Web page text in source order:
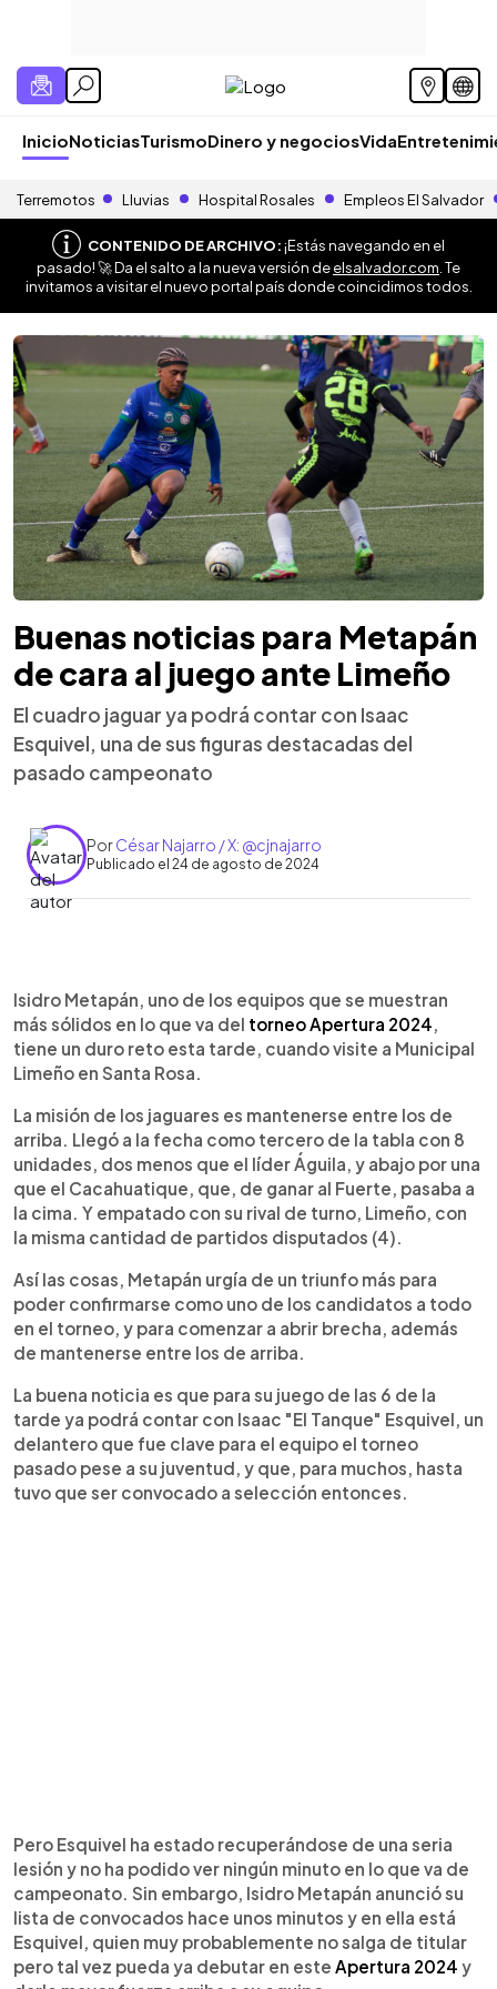
InicioNoticiasTurismoDinero y negociosVida
Terremotos Lluvias Hospital Rosales Empleos El Salvador
CONTENIDO DE ARCHIVO:¡Estás navegando en el
pasado! 🚀 Da el salto a la nueva versión deelsalvador.com . Te
invitamos a visitar el nuevo portal país donde coincidimos todos.
Buenas noticias para Metapán
de cara al juego ante Limeño
El cuadro jaguar ya podrá contar con Isaac
Esquivel, una de sus figuras destacadas del
pasado campeonato
PorCésar Najarro / X: @cjnajarro
Publicado el 24 de agosto de 2024
► Escuchar artículo
Isidro Metapán, uno de los equipos que se muestran
más sólidos en lo que va del torneo Apertura 2024
tiene un duro reto esta tarde, cuando visite a Municipal
Limeño en Santa Rosa.
La misión de los jaguares es mantenerse entre los de
arriba. Llegó a la fecha como tercero de la tabla con 8
unidades, dos menos que el líder Águila, y abajo por una
que el Cacahuatique, que, de ganar al Fuerte, pasaba a
la cima. Y empatado con su rival de turno, Limeño, con
la misma cantidad de partidos disputados (4).
Así las cosas, Metapán urgía de un triunfo más para
poder confirmarse como uno de los candidatos a todo
en el torneo, y para comenzar a abrir brecha, además
de mantenerse entre los de arriba.
La buena noticia es que para su juego de las 6 de la
tarde ya podrá contar con Isaac "El Tanque" Esquivel, un
delantero que fue clave para el equipo el torneo
pasado pese a su juventud, y que, para muchos, hasta
tuvo que ser convocado a selección entonces.
Pero Esquivel ha estado recuperándose de una seria
lesión y no ha podido ver ningún minuto en lo que va de
campeonato. Sin embargo, Isidro Metapán anunció su
lista de convocados hace unos minutos y en ella está
Esquivel, quien muy probablemente no salga de titular
pero tal vez pueda ya debutar en este Apertura 2024 y